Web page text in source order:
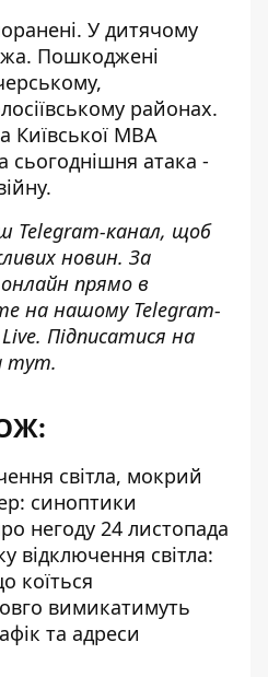
У дитячому
Пошкоджені
районах.
Київської МВА
атака -
Telegram-канал, щоб
новин. За
прямо в
на нашому Telegram-
. Підписатися на
тут.
світла, мокрий
синоптики
негоду 24 листопада
відключення світла:
коїться
вимикатимуть
та адреси